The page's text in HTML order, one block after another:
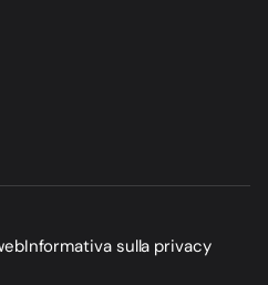
Informativa sulla privacy